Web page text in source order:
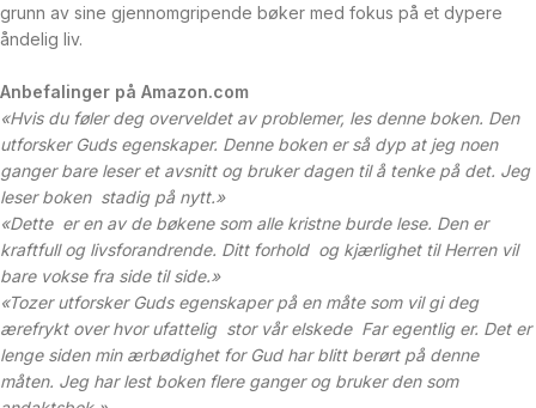
grunn av sine gjennomgripende bøker med fokus på et dypere
åndelig liv.
Anbefalinger på Amazon.com
«Hvis du føler deg overveldet av problemer, les denne boken. Den
utforsker Guds egenskaper. Denne boken er så dyp at jeg noen
ganger bare leser et avsnitt og bruker dagen til å tenke på det. Jeg
leser boken stadig på nytt.»
«Dette eren av de bøkene som alle kristne burde lese. Den er
kraftfull og livsforandrende. Ditt forhold og kjærlighet til Herren vil
bare vokse fra side til side.»
«Tozerutforsker Guds egenskaper på en måte som vil gi deg
ærefrykt over hvor ufattelig stor vår elskede Far egentlig er. Det er
lenge siden min ærbødighet for Gud har blitt berørt på denne
måten. Jeg har lest boken flere ganger og bruker den som